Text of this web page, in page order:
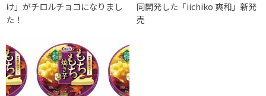
け」がチロルチョコになりまし
た！
同開発した「iichiko 爽和」新発
売